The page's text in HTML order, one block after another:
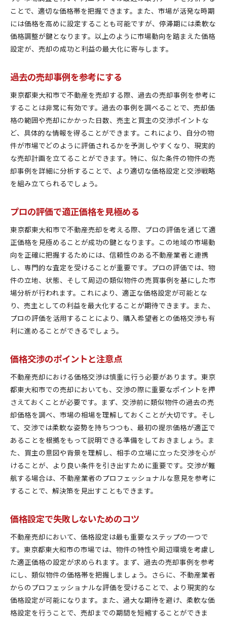
ことで、適切な価格帯を把握できます。また、市場が活発な時期
には価格を高めに設定することも可能ですが、停滞期には柔軟な
価格調整が鍵となります。以上のように市場動向を踏まえた価格
設定が、売却の成功と利益の最大化に寄与します。
過去の売却事例を参考にする
東京都東大和市で不動産を売却する際、過去の売却事例を参考に
することは非常に有効です。過去の事例を調べることで、売却価
格の範囲や売却にかかった日数、売主と買主の交渉ポイントな
ど、具体的な情報を得ることができます。これにより、自分の物
件が市場でどのように評価されるかを予測しやすくなり、現実的
な売却計画を立てることができます。特に、似た条件の物件の売
却事例を詳細に分析することで、より適切な価格設定と交渉戦略
を組み立てられるでしょう。
プロの評価で適正価格を見極める
東京都東大和市で不動産売却を考える際、プロの評価を通じて適
正価格を見極めることが成功の鍵となります。この地域の市場動
向を正確に把握するためには、信頼性のある不動産業者と連携
し、専門的な査定を受けることが重要です。プロの評価では、物
件の立地、状態、そして周辺の類似物件の売買事例を基にした市
場分析が行われます。これにより、適正な価格設定が可能とな
り、売主としての利益を最大化することが期待できます。また、
プロの評価を活用することにより、購入希望者との価格交渉も有
利に進めることができるでしょう。
価格交渉のポイントと注意点
不動産売却における価格交渉は慎重に行う必要があります。東京
都東大和市での売却においても、交渉の際に重要なポイントを押
さえておくことが必要です。まず、交渉前に類似物件の過去の売
却価格を調べ、市場の相場を理解しておくことが大切です。そし
て、交渉では柔軟な姿勢を持ちつつも、最初の提示価格が適正で
あることを根拠をもって説明できる準備をしておきましょう。ま
た、買主の意図や背景を理解し、相手の立場に立った交渉を心が
けることが、より良い条件を引き出すために重要です。交渉が難
航する場合は、不動産業者のプロフェッショナルな意見を参考に
することで、解決策を見出すこともできます。
価格設定で失敗しないためのコツ
不動産売却において、価格設定は最も重要なステップの一つで
す。東京都東大和市の市場では、物件の特性や周辺環境を考慮し
た適正価格の設定が求められます。まず、過去の売却事例を参考
にし、類似物件の価格帯を把握しましょう。さらに、不動産業者
からのプロフェッショナルな評価を受けることで、より現実的な
価格設定が可能になります。また、過大な期待を避け、柔軟な価
格設定を行うことで、売却までの期間を短縮することができま